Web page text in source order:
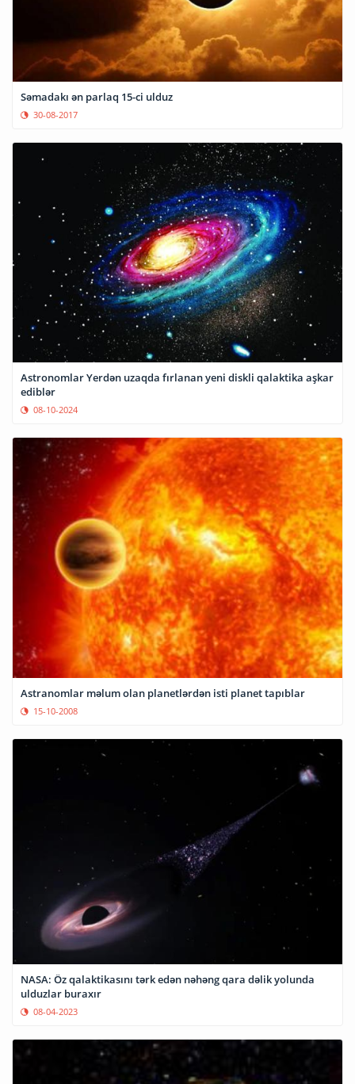
Səmadakı ən parlaq 15-ci ulduz
30-08-2017
Astronomlar Yerdən uzaqda fırlanan yeni diskli qalaktika aşkar
ediblər
08-10-2024
Astranomlar məlum olan planetlərdən isti planet tapıblar
15-10-2008
NASA: Öz qalaktikasını tərk edən nəhəng qara dəlik yolunda
ulduzlar buraxır
08-04-2023